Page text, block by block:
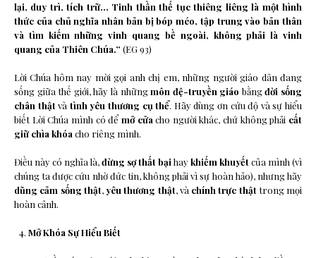
lại, duy trì, tích trữ… Tinh thần thế tục thiêng liêng là một hình
thức của chủ nghĩa nhân bản bị bóp méo, tập trung vào bản thân
và tìm kiếm những vinh quang bề ngoài, không phải là vinh
quang của Thiên Chúa.” (EG 93)
Lời Chúa hôm nay mời gọi anh chị em, những người giáo dân đang
sống giữa thế giới, hãy là nhữngmôn đệ-truyền giáo bằngđời sống
chân thậtvà tình yêu thương cụ thể. Hãy dùng ơn cứu độ và sự hiểu
biết Lời Chúa mình có đểmở cửa cho người khác, chứ không phải cất
giữ chìa khóa cho riêng mình.
Điều này có nghĩa là,đừng sợ thất bại haykhiếm khuyếtcủa mình (vì
chúng ta được cứu nhờ đức tin, không phải vì sự hoàn hảo), nhưng hãy
dũng cảm sống thật,yêu thương thật, và chính trực thậttrong mọi
hoàn cảnh.
Mở Khóa Sự Hiểu Biết